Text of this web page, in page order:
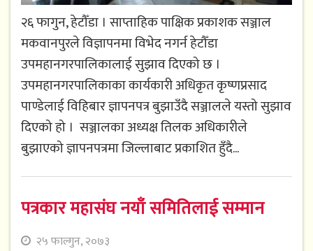
२६ फागुन, हेटौँडा । साप्ताहिक पाक्षिक प्रकाशक सञ्जाल
मकवानपुरले विज्ञापनमा विभेद नगर्न हेटौँडा
उपमहानगरपालिकालाई सुझाव दिएको छ ।
उपमहानगरपालिकाका कार्यकारी अधिकृत कृष्णप्रसाद
पाण्डेलाई विहिबार ज्ञापनपत्र बुझाउँदै सञ्जालले यस्तो सुझाव
दिएको हो । सञ्जालका अध्यक्ष तिलक अधिकारीले
बुझाएको ज्ञापनपत्रमा जिल्लाबाट प्रकाशित हुँदै...
पत्रकार महासंघ नयाँ समितिलाई सम्मान
२५ फाल्गुन, २०७३